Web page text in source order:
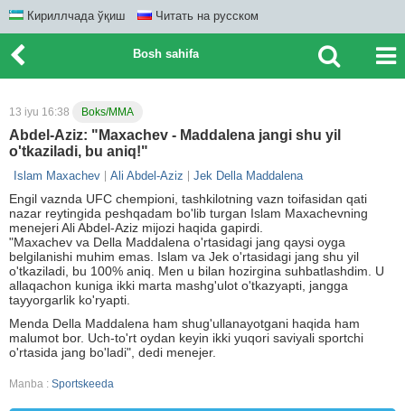
Кириллчада ўқиш Читать на русском
Bosh sahifa
13 iyu 16:38 Boks/MMA
Abdel-Aziz: "Maxachev - Maddalena jangi shu yil
o'tkaziladi, bu aniq!"
Islam Maxachev Ali Abdel-Aziz Jek Della Maddalena
Engil vaznda UFC chempioni, tashkilotning vazn toifasidan qati
nazar reytingida peshqadam bo'lib turgan Islam Maxachevning
menejeri Ali Abdel-Aziz mijozi haqida gapirdi.
"Maxachev va Della Maddalena o'rtasidagi jang qaysi oyga
belgilanishi muhim emas. Islam va Jek o'rtasidagi jang shu yil
o'tkaziladi, bu 100% aniq. Men u bilan hozirgina suhbatlashdim. U
allaqachon kuniga ikki marta mashg'ulot o'tkazyapti, jangga
tayyorgarlik ko'ryapti.
Menda Della Maddalena ham shug'ullanayotgani haqida ham
malumot bor. Uch-to'rt oydan keyin ikki yuqori saviyali sportchi
o'rtasida jang bo'ladi", dedi menejer.
Manba : Sportskeeda